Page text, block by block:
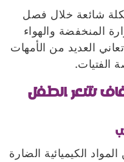
شائعة خلال فصل
المنخفضة والهواء
العديد من الأمهات
الفتيات.
شعر الطفل
الكيميائية الضارة